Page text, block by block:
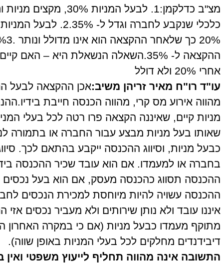
מצ"ב כדלקמן:1. לבעל
ההקצאה ל- 35%.השאלה הנשאלת היא –
אחרי 20% ולא דולל
עו"ד רו"ח מאיר זריהן משיב:אכן ההקצאה לבעל
מהווה אירוע מס קרי, מהווה הכנסה חייבת
מניות קיים, שאיננה הקצאה פרו רטה לכל בעלי
שאותו בעל מניות מבצע עבור החברה או בתמורה
כבעל מניות, וסיווג ההכנסה ייקבע בהתאם לכך.
בחברה או למעמדו. אם הוא עובד שכיר ההכנסה
ההכנסה תסווג כהכנסה מעסק, אם הוא בעל נכסים
ההכנסה עשויה להיות מיוחסת למכירת הנכסים
איננו עובד ולא נותן שירותים ולא מעביר נכסים
מתוקף מעמדו כבעל מניות (אם כי במקרה האחרון
דיבידנדים מחלקים לכל בעלי המניות באופן שווה).
התשובה אינה מהווה תחליף לייעוץ משפטי